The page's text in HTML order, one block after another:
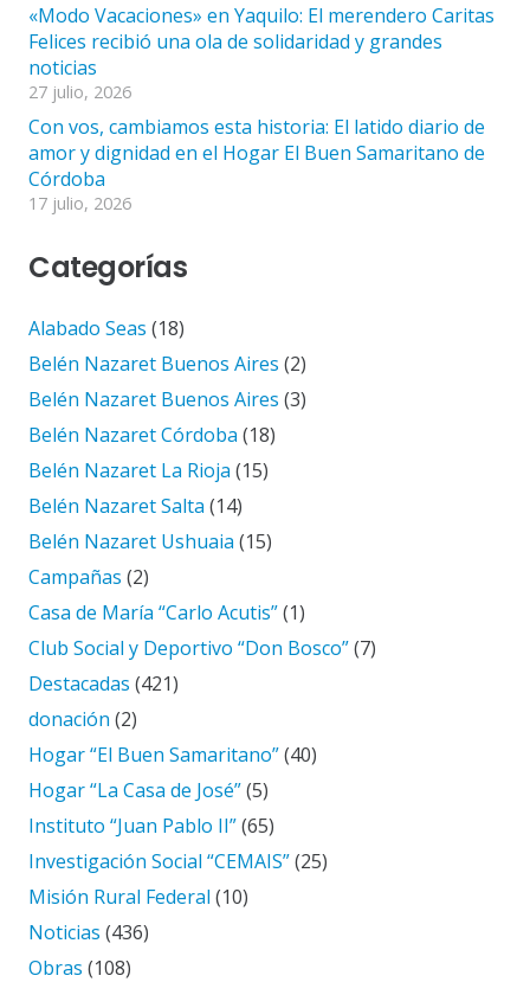
«Modo Vacaciones» en Yaquilo: El merendero Caritas
Felices recibió una ola de solidaridad y grandes
noticias
27 julio, 2026
Con vos, cambiamos esta historia: El latido diario de
amor y dignidad en el Hogar El Buen Samaritano de
Córdoba
17 julio, 2026
Categorías
Alabado Seas (18)
Belén Nazaret Buenos Aires (2)
Belén Nazaret Buenos Aires (3)
Belén Nazaret Córdoba (18)
Belén Nazaret La Rioja (15)
Belén Nazaret Salta (14)
Belén Nazaret Ushuaia (15)
Campañas (2)
Casa de María “Carlo Acutis”(1)
Club Social y Deportivo “Don Bosco”(7)
Destacadas (421)
donación (2)
Hogar “El Buen Samaritano”(40)
Hogar “La Casa de José”(5)
Instituto “Juan Pablo II”(65)
Investigación Social “CEMAIS”(25)
Misión Rural Federal (10)
Noticias (436)
Obras (108)